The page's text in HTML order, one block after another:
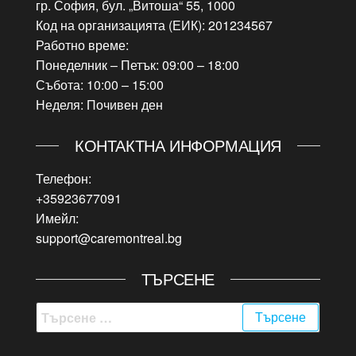
гр. София, бул. „Витоша“ 55, 1000
Код на организацията (ЕИК): 201234567
Работно време:
Понеделник – Петък: 09:00 – 18:00
Събота: 10:00 – 15:00
Неделя: Почивен ден
КОНТАКТНА ИНФОРМАЦИЯ
Телефон:
+35923677091
Имейл:
support@caremontreal.bg
ТЪРСЕНЕ
Търсене
за: